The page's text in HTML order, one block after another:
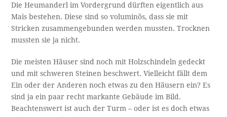
Die Heumanderl im Vordergrund dürften eigentlich aus
Mais bestehen. Diese sind so voluminös, dass sie mit
Stricken zusammengebunden werden mussten. Trocknen
mussten sie ja nicht.
Die meisten Häuser sind noch mit Holzschindeln gedeckt
und mit schweren Steinen beschwert. Vielleicht fällt dem
Ein oder der Anderen noch etwas zu den Häusern ein? Es
sind ja ein paar recht markante Gebäude im Bild.
Beachtenswert ist auch der Turm – oder ist es doch etwas